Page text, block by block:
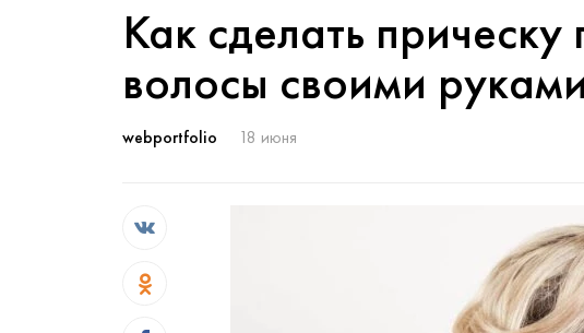
Как сделать
волосы своими
webportfolio 18 июня